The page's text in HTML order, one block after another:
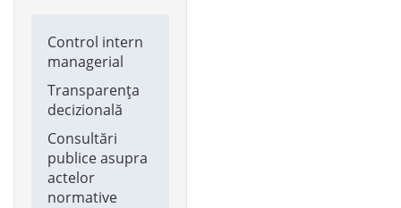
navigation
Control intern
managerial
Transparența
decizională
Consultări
publice asupra
actelor
normative